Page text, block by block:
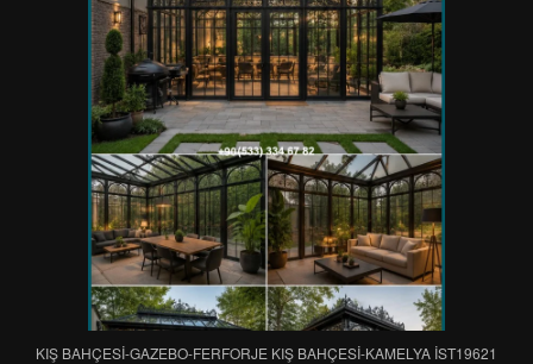
KIŞ BAHÇESİ-GAZEBO-FERFORJE KIŞ BAHÇESİ-KAMELYA IST19621